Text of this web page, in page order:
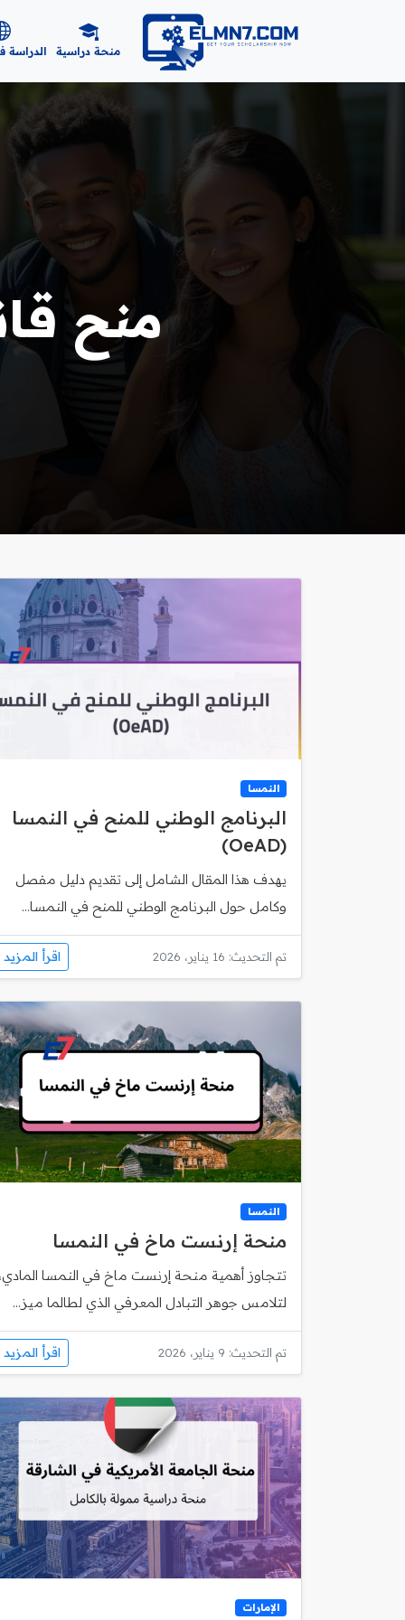
منحة دراسية الدراسة
منح
النمسا
البرنامج الوطني للمنح في النمسا
(OeAD)
يهدف هذا المقال الشامل إلى تقديم دليل مفصل
وكامل حول البرنامج الوطني للمنح في النمسا...
تم التحديث: 16 يناير، 2026 اقرأ المزيد
النمسا
منحة إرنست ماخ في النمسا
تتجاوز أهمية منحة إرنست ماخ في النمسا
لتلامس جوهر التبادل المعرفي الذي لطالما ميز...
تم التحديث: 9 يناير، 2026 اقرأ المزيد
الإمارات